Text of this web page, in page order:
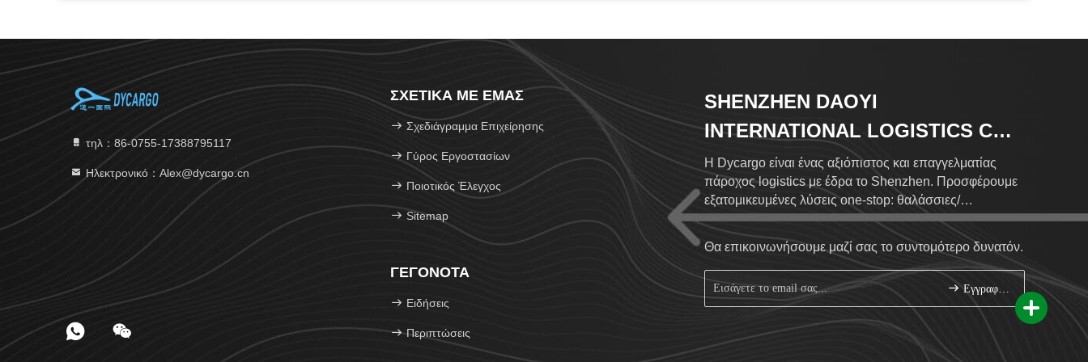
τηλ：86-0755-17388795117
Ηλεκτρονικό：Alex@dycargo.cn
ΣΧΕΤΙΚΆ ΜΕ ΕΜΆΣ
Σχεδιάγραμμα Επιχείρησης
Γύρος Εργοστασίων
Ποιοτικός Έλεγχος
Sitemap
ΓΕΓΟΝΌΤΑ
Ειδήσεις
Περιπτώσεις
SHENZHEN DAOYI
INTERNATIONAL LOGISTICS CO.,
LTD.
Η Dycargo είναι ένας αξιόπιστος και επαγγελματίας
πάροχος logistics με έδρα το Shenzhen. Προσφέρουμε
εξατομικευμένες λύσεις one-stop: θαλάσσιες/
αεροπορικές μεταφορές, διεθνείς ταχυμεταφορές,
εκτελωνισμό και αποθήκευση. Με ένα παγκόσμιο δίκτυο
που καλύπτει 120+ χώρες μέσω 500+ αξιόπιστων
υπερπόντιων πρακτόρων, η παρακολούθηση φορτίων
σε πραγματικό χρόνο είναι διαθέσιμη στα
www.dycargo.cn & www.dycargo.net. Με γνώμονα την
«Ακεραιότητα, τον Επαγγελματισμό, την Καινοτομία, το
Win-Win», παρέχουμε απο
Θα επικοινωνήσουμε μαζί σας το συντομότερο δυνατόν.
Εγγραφείτε.